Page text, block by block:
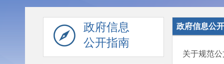
政府信息
公开指南
政府信息公
关于规范